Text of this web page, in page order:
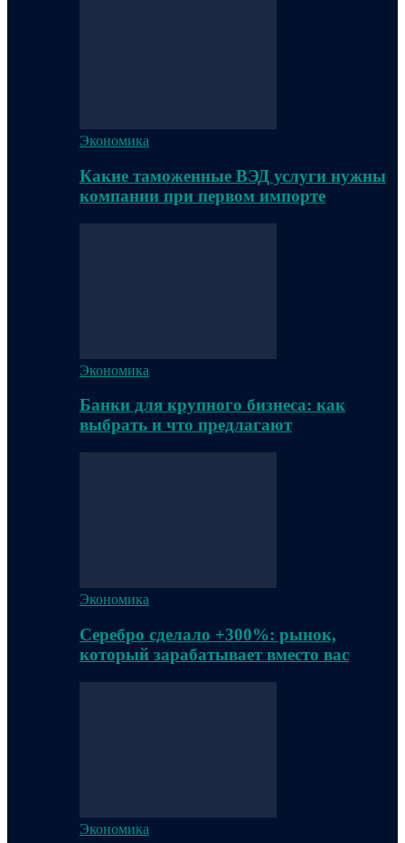
Экономика
Какие таможенные ВЭД услуги нужны
компании при первом импорте
Экономика
Банки для крупного бизнеса: как
выбрать и что предлагают
Экономика
Серебро сделало +300%: рынок,
который зарабатывает вместо вас
Экономика